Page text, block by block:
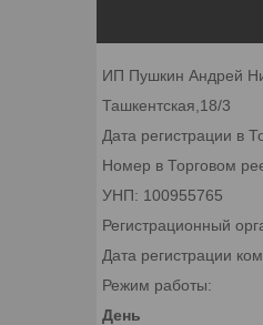
ИП Пушкин Андрей
Ташкентская,18/3
Дата регистрации в
Номер в Торговом
УНП: 100955765
Регистрационный
Дата регистрации
Режим работы:
День